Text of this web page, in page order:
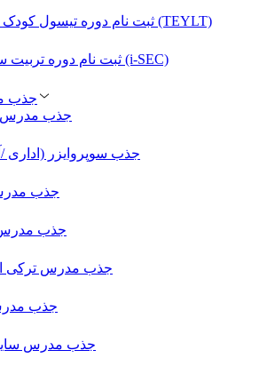
ثبت نام دوره تیسول کودک و نوجوان (TEYLT)
ثبت نام دوره تربیت سوپروایزر (i-SEC)
جذب
جذب مدرس
جذب سوپروایزر
جذب
جذب
جذب مدرس ترکی
جذب
جذب مدرس